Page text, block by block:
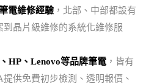
電維修經驗 ，北部、中部都設有
晶片級維修的系統化維修服
HP、Lenovo等品牌筆電 ，皆有
供免費初步檢測、透明報價、